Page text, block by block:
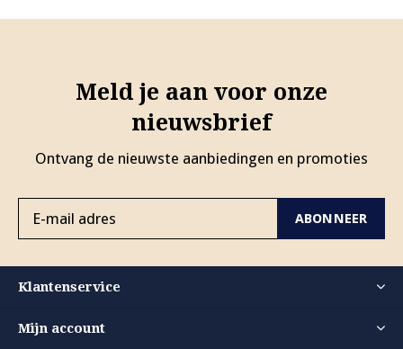
Meld je aan voor onze
nieuwsbrief
Ontvang de nieuwste aanbiedingen en promoties
ABONNEER
Klantenservice
Mijn account